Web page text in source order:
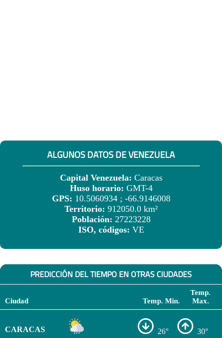
ALGUNOS DATOS DE VENEZUELA
Capital Venezuela: Caracas
Huso horario: GMT-4
GPS: 10.5060934 ; -66.9146008
Territorio: 912050.0 km²
Población: 27223228
ISO, códigos: VE
PREDICCIÓN DEL TIEMPO EN OTRAS CIUDADES
Ciudad Temp. Min.
Temp.
Max.
CARACAS 26° 30°